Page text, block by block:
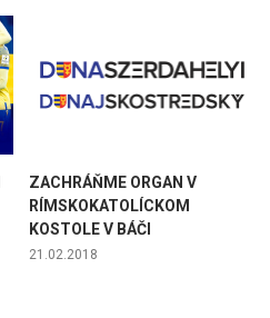
ZACHRÁŇME ORGAN V
RÍMSKOKATOLÍCKOM
KOSTOLE V BÁČI
21.02.2018